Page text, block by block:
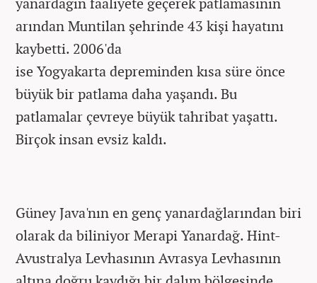
arından Muntilan şehrinde 43 kişi hayatını
kaybetti. 2006'da
ise Yogyakarta depreminden kısa süre önce
büyük bir patlama daha yaşandı. Bu
patlamalar çevreye büyük tahribat yaşattı.
Birçok insan evsiz kaldı.
Güney Java'nın en genç yanardağlarından biri
olarak da biliniyor Merapi Yanardağ. Hint-
Avustralya Levhasının Avrasya Levhasının